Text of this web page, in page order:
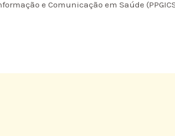
e Comunicação em Saúde